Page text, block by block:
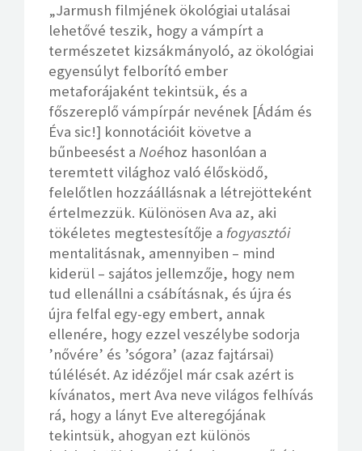
„Jarmush filmjének ökológiai utalásai
lehetővé teszik, hogy a vámpírt a
természetet kizsákmányoló, az ökológiai
egyensúlyt felborító ember
metaforájaként tekintsük, és a
főszereplő vámpírpár nevének [Ádám és
Éva sic!] konnotációit követve a
bűnbeesést a Noéhoz hasonlóan a
teremtett világhoz való élősködő,
felelőtlen hozzáállásnak a létrejötteként
értelmezzük. Különösen Ava az, aki
tökéletes megtestesítője a fogyasztói
mentalitásnak, amennyiben – mind
kiderül – sajátos jellemzője, hogy nem
tud ellenállni a csábításnak, és újra és
újra felfal egy-egy embert, annak
ellenére, hogy ezzel veszélybe sodorja
’nővére’ és ’sógora’ (azaz fajtársai)
túlélését. Az idézőjel már csak azért is
kívánatos, mert Ava neve világos felhívás
rá, hogy a lányt Eve alteregójának
tekintsük, ahogyan ezt különös